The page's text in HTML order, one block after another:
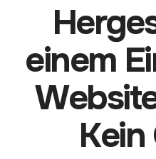
einem
Kein